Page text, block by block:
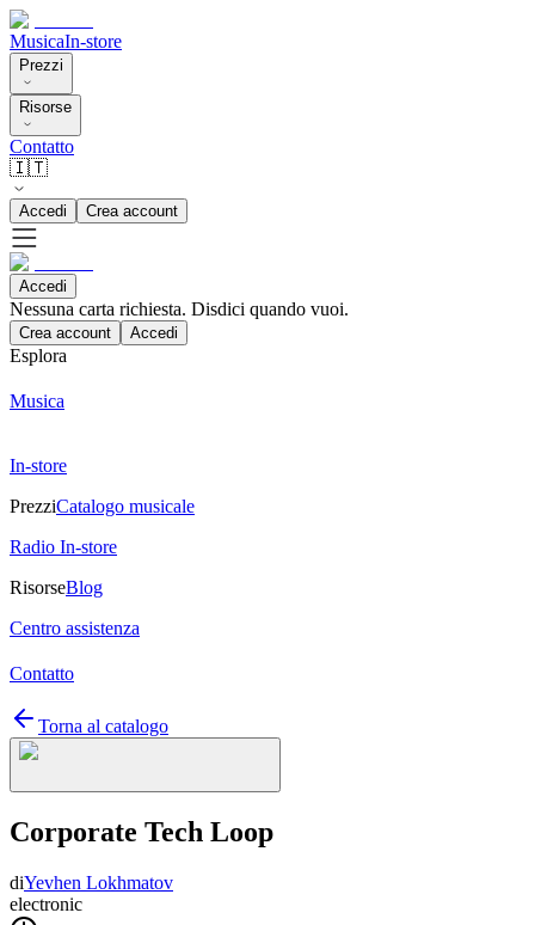
MusicaIn-store
Prezzi
Risorse
Contatto
🇮🇹
Accedi Crea account
Accedi
Nessuna carta richiesta. Disdici quando vuoi.
Crea account Accedi
Esplora
Musica
In-store
PrezziCatalogo musicale
Radio In-store
RisorseBlog
Centro assistenza
Contatto
Torna al catalogo
Corporate Tech Loop
diYevhen Lokhmatov
electronic